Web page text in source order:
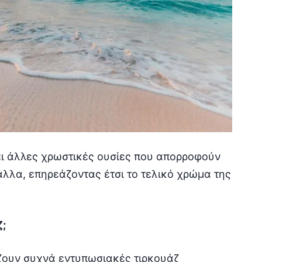
άλλες χρωστικές ουσίες που απορροφούν
επηρεάζοντας έτσι το τελικό χρώμα της
συχνά εντυπωσιακές τιρκουάζ